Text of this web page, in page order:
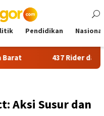
Pendidikan Nasional
437 Rider dari 18 Provinsi
Aksi Susur dan